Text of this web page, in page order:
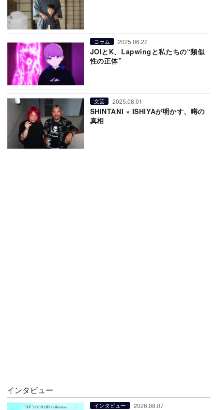
コラム 2025.06.22
JOIとK、Lapwingと私たちの“類似
性の正体”
文芸 2025.08.01
SHINTANI × ISHIYAが明かす、噂の
真相
インタビュー
インタビュー 2026.08.07